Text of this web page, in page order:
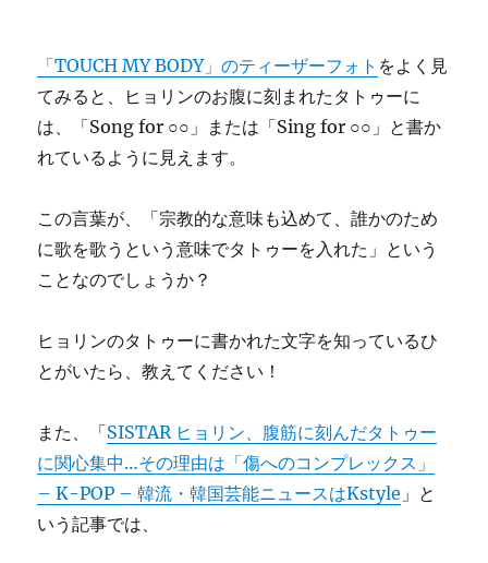
「TOUCH MY BODY」のティーザーフォト をよく見
てみると、ヒョリンのお腹に刻まれたタトゥーに
は、「Song for ○○」または「Sing for ○○」と書か
れているように見えます。
この言葉が、「宗教的な意味も込めて、誰かのため
に歌を歌うという意味でタトゥーを入れた」という
ことなのでしょうか？
ヒョリンのタトゥーに書かれた文字を知っているひ
とがいたら、教えてください！
また、「SISTAR ヒョリン、腹筋に刻んだタトゥー
に関心集中…その理由は「傷へのコンプレックス」
– K-POP – 韓流・韓国芸能ニュースはKstyle 」と
いう記事では、